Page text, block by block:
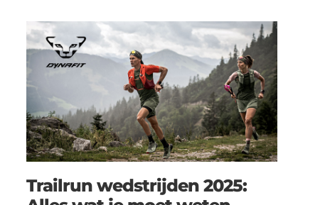
Trailrun wedstrijden 2025: